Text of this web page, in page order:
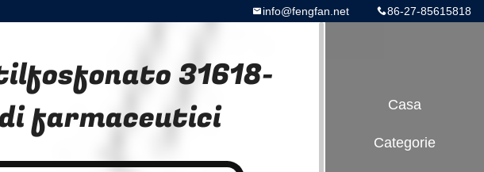
86-27-85615818
info@fengfan.net
31618-
farmaceutici
Casa
Categorie